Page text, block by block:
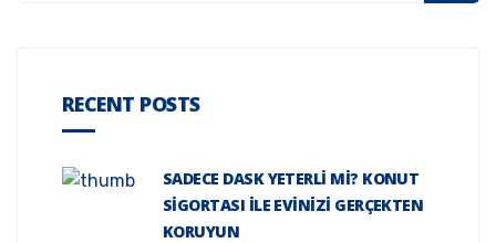
RECENT POSTS
SADECE DASK YETERLI MI? KONUT
SIGORTASI ILE EVINIZI GERÇEKTEN
KORUYUN